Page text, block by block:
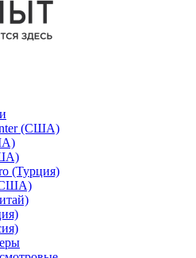
(США)
(Турция)